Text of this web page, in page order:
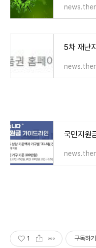
5차 재난
국민지원
1 구독하기